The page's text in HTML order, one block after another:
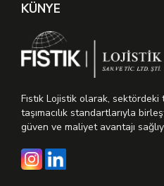
KÜNYE
Fıstık Lojistik olarak,
taşımacılık standartlarıyla
güven ve maliyet avantajı